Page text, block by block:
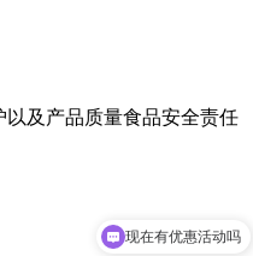
及产品质量食品安全责任
现在有优惠活动吗